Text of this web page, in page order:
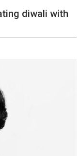
diwali with